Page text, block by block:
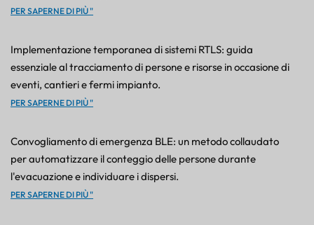
PER SAPERNE DI PIÙ "
Implementazione temporanea di sistemi RTLS: guida
essenziale al tracciamento di persone e risorse in occasione di
eventi, cantieri e fermi impianto.
PER SAPERNE DI PIÙ "
Convogliamento di emergenza BLE: un metodo collaudato
per automatizzare il conteggio delle persone durante
l'evacuazione e individuare i dispersi.
PER SAPERNE DI PIÙ "